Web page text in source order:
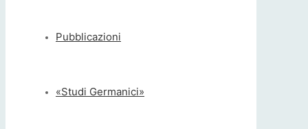
Pubblicazioni
«Studi Germanici»